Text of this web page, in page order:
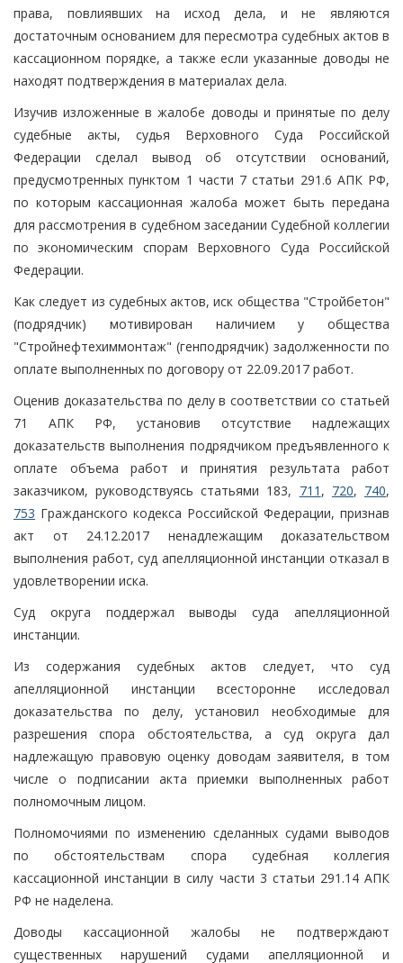
права, повлиявших на исход дела, и не являются
достаточным основанием для пересмотра судебных актов в
кассационном порядке, а также если указанные доводы не
находят подтверждения в материалах дела.
Изучив изложенные в жалобе доводы и принятые по делу
судебные акты, судья Верховного Суда Российской
Федерации сделал вывод об отсутствии оснований,
предусмотренных пунктом 1 части 7 статьи 291.6 АПК РФ,
по которым кассационная жалоба может быть передана
для рассмотрения в судебном заседании Судебной коллегии
по экономическим спорам Верховного Суда Российской
Федерации.
Как следует из судебных актов, иск общества "Стройбетон"
(подрядчик) мотивирован наличием у общества
"Стройнефтехиммонтаж" (генподрядчик) задолженности по
оплате выполненных по договору от 22.09.2017 работ.
Оценив доказательства по делу в соответствии со статьей
71 АПК РФ, установив отсутствие надлежащих
доказательств выполнения подрядчиком предъявленного к
оплате объема работ и принятия результата работ
заказчиком, руководствуясь статьями 183, 711 , 720, 740,
753 Гражданского кодекса Российской Федерации, признав
акт от 24.12.2017 ненадлежащим доказательством
выполнения работ, суд апелляционной инстанции отказал в
удовлетворении иска.
Суд округа поддержал выводы суда апелляционной
инстанции.
Из содержания судебных актов следует, что суд
апелляционной инстанции всесторонне исследовал
доказательства по делу, установил необходимые для
разрешения спора обстоятельства, а суд округа дал
надлежащую правовую оценку доводам заявителя, в том
числе о подписании акта приемки выполненных работ
полномочным лицом.
Полномочиями по изменению сделанных судами выводов
по обстоятельствам спора судебная коллегия
кассационной инстанции в силу части 3 статьи 291.14 АПК
РФ не наделена.
Доводы кассационной жалобы не подтверждают
существенных нарушений судами апелляционной и